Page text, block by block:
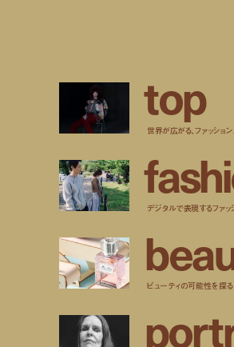
top
世界が広がる、ファッショ
fashi
デジタルで表現するファッ
bea
ビューティの可能性を探る
port